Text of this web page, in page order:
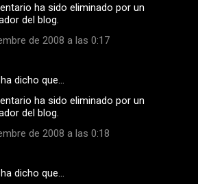
ha sido eliminado por un
del blog.
de 2008 a las 0:17
dicho que…
ha sido eliminado por un
del blog.
de 2008 a las 0:18
dicho que…